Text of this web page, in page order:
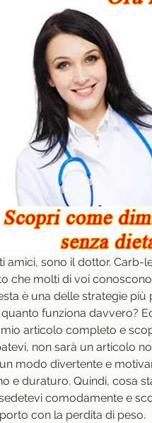
amici, sono il dottor. Carb-
che molti di voi
è una delle strategie
funziona davvero?
articolo completo e
non sarà un articolo
modo divertente e
e duraturo. Quindi, cosa
comodamente e
con la perdita di peso.